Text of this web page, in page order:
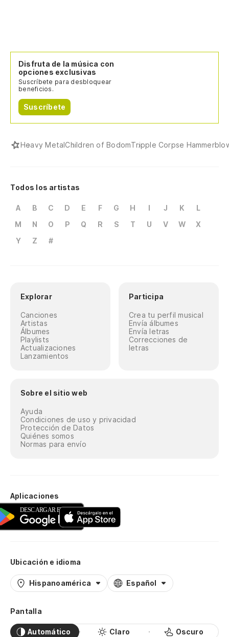
Disfruta de la música con
opciones exclusivas
Suscríbete para desbloquear
beneficios.
Suscríbete
Heavy MetalChildren of BodomTripple Corpse
Todos los artistas
A B C D E F G H I J K
L
M
N O P Q R S T U V W
X
Y
Z #
Explorar
Canciones
Artistas
Álbumes
Playlists
Actualizaciones
Lanzamientos
Participa
Crea tu perfil musical
Envía álbumes
Envía letras
Correcciones de
letras
Sobre el sitio web
Ayuda
Condiciones de uso y privacidad
Protección de Datos
Quiénes somos
Normas para envío
Aplicaciones
Ubicación e idioma
Hispanoamérica Español
Pantalla
Automático Claro Oscuro